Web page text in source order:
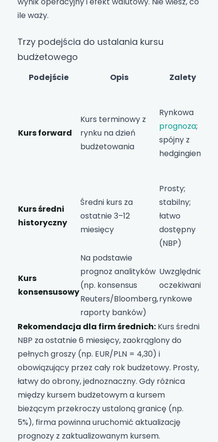
ile waży.
Trzy podejścia do ustalania kursu
budżetowego
Podejście Opis Zalety
Kurs forward
Kurs terminowy z
rynku na dzień
budżetowania
Rynkowa
prognoza;
spójny z
hedgingiem
Kurs średni
historyczny
Średni kurs za
ostatnie 3–12
miesięcy
Prosty;
stabilny;
łatwo
dostępny
(NBP)
Kurs
konsensusowy
Na podstawie
prognoz analityków
(np. konsensus
Reuters/Bloomberg,
raporty banków)
Uwzględnia
oczekiwania
rynkowe
Rekomendacja dla firm średnich: Kurs średni
NBP za ostatnie 6 miesięcy, zaokrąglony do
pełnych groszy (np. EUR/PLN = 4,30) i
obowiązujący przez cały rok budżetowy. Prosty,
łatwy do obrony, jednoznaczny. Gdy różnica
między kursem budżetowym a kursem
bieżącym przekroczy ustaloną granicę (np.
5%), firma powinna uruchomić aktualizację
prognozy z zaktualizowanym kursem.